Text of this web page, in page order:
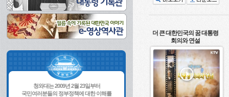
청와대는 2009년 2월 23일부터
국민여러분들의 정부정책에 대한 이해를
더 큰 대한민국의 꿈 대통령
회의와 연설